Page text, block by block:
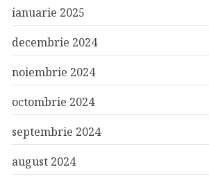
ianuarie 2025
decembrie 2024
noiembrie 2024
octombrie 2024
septembrie 2024
august 2024